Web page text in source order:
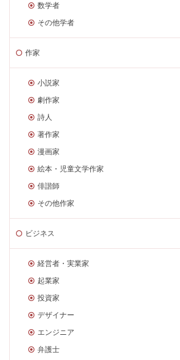
数学者
その他学者
作家
小説家
劇作家
詩人
著作家
漫画家
絵本・児童文学作家
俳諧師
その他作家
ビジネス
経営者・実業家
起業家
投資家
デザイナー
エンジニア
弁護士